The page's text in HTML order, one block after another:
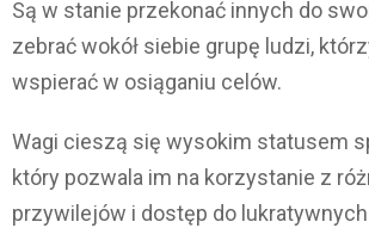
Są w stanie przekonać innych do
zebrać wokół siebie grupę ludzi,
wspierać w osiąganiu celów.
Wagi cieszą się wysokim statusem
który pozwala im na korzystanie z
przywilejów i dostęp do